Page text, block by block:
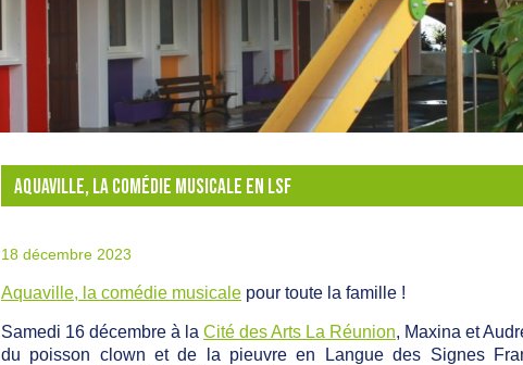
AQUAVILLE, LA COMÉDIE MUSICALE EN LSF
18 décembre 2023
Aquaville, la comédie musicale pour toute la famille !
Samedi 16 décembre à la Cité des Arts La Réunion, Maxina et
du poisson clown et de la pieuvre en Langue des Signes